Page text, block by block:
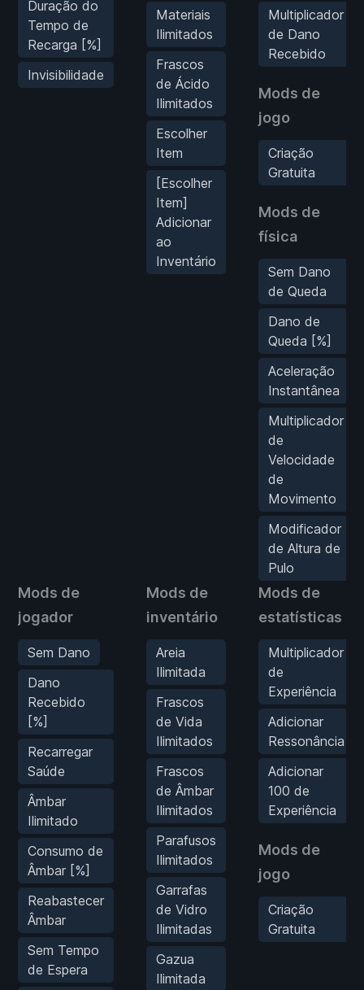
Duração do
Tempo de
Recarga [%]
Invisibilidade
Materiais
Ilimitados
Frascos
de Ácido
Ilimitados
Escolher
Item
[Escolher
Item]
Adicionar
ao
Inventário
Multiplicador
de Dano
Recebido
Mods de
jogo
Criação
Gratuita
Mods de
física
Sem Dano
de Queda
Dano de
Queda [%]
Aceleração
Instantânea
Multiplicador
de
Velocidade
de
Movimento
Modificador
de Altura de
Pulo
Mods de
jogador
Sem Dano
Dano
Recebido
[%]
Recarregar
Saúde
Âmbar
Ilimitado
Consumo de
Âmbar [%]
Reabastecer
Âmbar
Sem Tempo
de Espera
Mods de
inventário
Areia
Ilimitada
Frascos
de Vida
Ilimitados
Frascos
de Âmbar
Ilimitados
Parafusos
Ilimitados
Garrafas
de Vidro
Ilimitadas
Gazua
Ilimitada
Mods de
estatísticas
Multiplicador
de
Experiência
Adicionar
Ressonância
Adicionar
100 de
Experiência
Mods de
jogo
Criação
Gratuita